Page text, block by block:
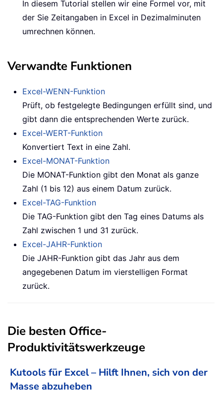
In diesem Tutorial stellen wir eine Formel vor, mit
der Sie Zeitangaben in Excel in Dezimalminuten
umrechnen können.
Verwandte Funktionen
Excel-WENN-Funktion
Prüft, ob festgelegte Bedingungen erfüllt sind, und
gibt dann die entsprechenden Werte zurück.
Excel-WERT-Funktion
Konvertiert Text in eine Zahl.
Excel-MONAT-Funktion
Die MONAT-Funktion gibt den Monat als ganze
Zahl (1 bis 12) aus einem Datum zurück.
Excel-TAG-Funktion
Die TAG-Funktion gibt den Tag eines Datums als
Zahl zwischen 1 und 31 zurück.
Excel-JAHR-Funktion
Die JAHR-Funktion gibt das Jahr aus dem
angegebenen Datum im vierstelligen Format
zurück.
Die besten Office-
Produktivitätswerkzeuge
Kutools für Excel – Hilft Ihnen, sich von der
Masse abzuheben